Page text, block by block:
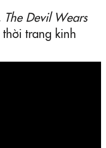
The Devil Wears
trang kinh